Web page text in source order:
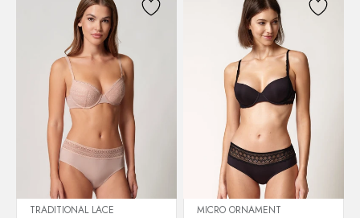
TRADITIONAL LACE
MICRO ORNAMENT